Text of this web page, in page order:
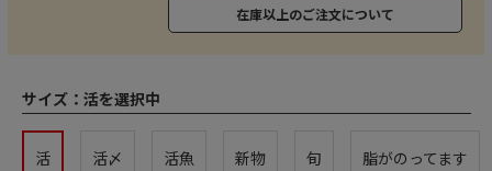
在庫以上のご注文について
サイズ： 活を選択中
活 活〆 活魚 新物 旬 脂がのってます